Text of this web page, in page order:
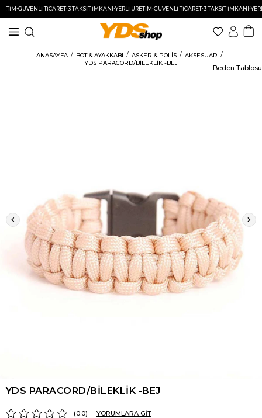
•GÜVENLİ TİCARET•3 TAKSİT İMKANI•YERLİ ÜRETİM•GÜVENLİ TİCARET•3 TAKSİT İMKANI•YERLİ
ANASAYFA BOT & AYAKKABI ASKER & POLİS
AKSESUAR
YDS PARACORD/BİLEKLİK -BEJ
YDS PARACORD/BİLEKLİK -BEJ
0.0 YORUMLARA GİT
Beden Tablosu